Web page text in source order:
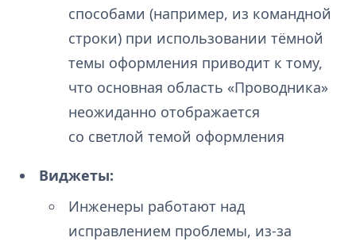
способами (например, из командной
строки) при использовании тёмной
темы оформления приводит к тому,
что основная область «Проводника»
неожиданно отображается
со светлой темой оформления
Виджеты:
Инженеры работают над
исправлением проблемы, из-за